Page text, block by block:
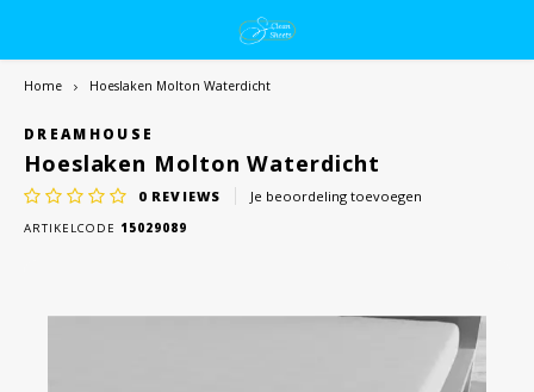
Home Hoeslaken Molton Waterdicht
DREAMHOUSE
Hoeslaken Molton Waterdicht
0 REVIEWS Je beoordeling toevoegen
ARTIKELCODE 15029089